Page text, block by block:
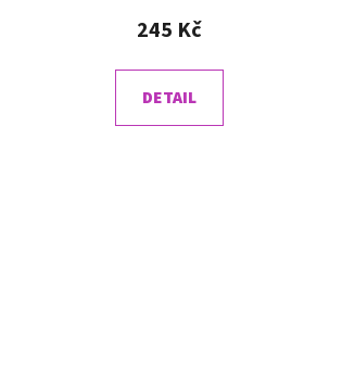
245 Kč
DETAIL